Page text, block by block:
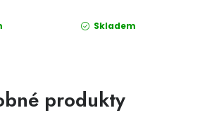
Skladem
produkty